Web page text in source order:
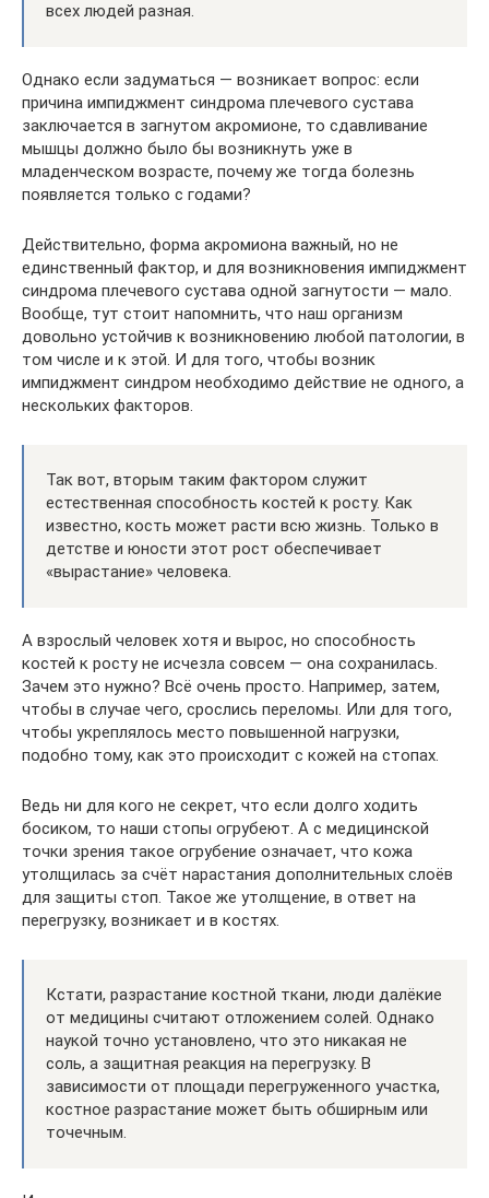
всех людей разная.
Однако если задуматься — возникает вопрос: если
причина импиджмент синдрома плечевого сустава
заключается в загнутом акромионе, то сдавливание
мышцы должно было бы возникнуть уже в
младенческом возрасте, почему же тогда болезнь
появляется только с годами?
Действительно, форма акромиона важный, но не
единственный фактор, и для возникновения импиджмент
синдрома плечевого сустава одной загнутости — мало.
Вообще, тут стоит напомнить, что наш организм
довольно устойчив к возникновению любой патологии, в
том числе и к этой. И для того, чтобы возник
импиджмент синдром необходимо действие не одного, а
нескольких факторов.
Так вот, вторым таким фактором служит
естественная способность костей к росту. Как
известно, кость может расти всю жизнь. Только в
детстве и юности этот рост обеспечивает
«вырастание» человека.
А взрослый человек хотя и вырос, но способность
костей к росту не исчезла совсем — она сохранилась.
Зачем это нужно? Всё очень просто. Например, затем,
чтобы в случае чего, срослись переломы. Или для того,
чтобы укреплялось место повышенной нагрузки,
подобно тому, как это происходит с кожей на стопах.
Ведь ни для кого не секрет, что если долго ходить
босиком, то наши стопы огрубеют. А с медицинской
точки зрения такое огрубение означает, что кожа
утолщилась за счёт нарастания дополнительных слоёв
для защиты стоп. Такое же утолщение, в ответ на
перегрузку, возникает и в костях.
Кстати, разрастание костной ткани, люди далёкие
от медицины считают отложением солей. Однако
наукой точно установлено, что это никакая не
соль, а защитная реакция на перегрузку. В
зависимости от площади перегруженного участка,
костное разрастание может быть обширным или
точечным.